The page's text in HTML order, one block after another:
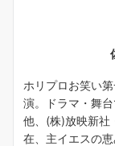
ホリプロお笑い
演。ドラマ・舞
他、(株)放映新社
在、主イエスの